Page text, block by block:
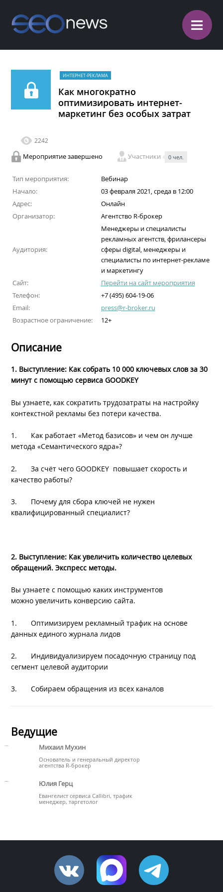
≡
ИНТЕРНЕТ-РЕКЛАМА
Как многократно
оптимизировать интернет-
маркетинг без особых затрат
2242
Мероприятие завершено Участники 0 чел.
Тип мероприятия:
Вебинар
Начало:
03 февраля 2021, среда в 12:00
Адрес:
Онлайн
Организатор:
Агентство R-брокер
Аудитория:
Менеджеры и специалисты
рекламных агентств, фрилансеры
сферы digital, менеджеры и
специалисты по интернет-рекламе
и маркетингу
Сайт:
Перейти на сайт мероприятия
Телефон:
+7 (495) 604-19-06
Email:
press@r-broker.ru
Возрастное ограничение:
12+
Описание
1. Выступление: Как собрать 10 000 ключевых слов за 30
минут с помощью сервиса GOODKEY
Вы узнаете, как сократить трудозатраты на настройку
контекстной рекламы без потери качества.
1. Как работает «Метод базисов» и чем он лучше
метода «Семантического ядра»?
2. За счёт чего GOODKEY повышает скорость и
качество работы?
3. Почему для сбора ключей не нужен
квалифицированный специалист?
2. Выступление: Как увеличить количество целевых
обращений. Экспресс методы.
Вы узнаете с помощью каких инструментов
можно увеличить конверсию сайта.
1. Оптимизируем рекламный трафик на основе
данных единого журнала лидов
2. Индивидуализируем посадочную страницу под
сегмент целевой аудитории
3. Собираем обращения из всех каналов
Ведущие
Михаил Мухин
Основатель и генеральный директор
агентства R-брокер
Юлия Герц
Евангелист сервиса Callibri, трафик
менеджер, таргетолог
персональные данныес использованием Яндекс
Метрики. Это улучшает работу сайта и
взаимодействие с ним. Подтвердите ваше
Ок